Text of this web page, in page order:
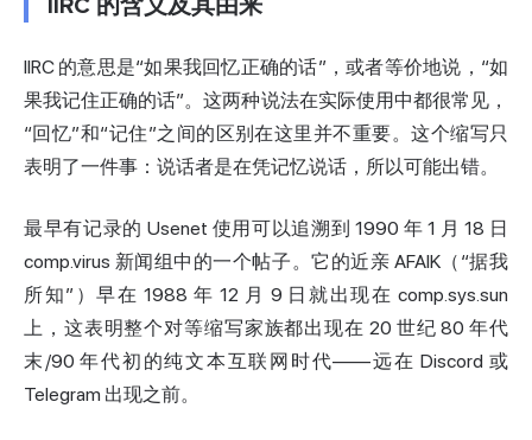
IIRC 的含义及其由来
IIRC 的意思是“如果我回忆正确的话”，或者等价地说，“如
果我记住正确的话”。这两种说法在实际使用中都很常见，
“回忆”和“记住”之间的区别在这里并不重要。这个缩写只
表明了一件事：说话者是在凭记忆说话，所以可能出错。
最早有记录的 Usenet 使用可以追溯到 1990 年 1 月 18 日
comp.virus 新闻组中的一个帖子。它的近亲 AFAIK（“据我
所知”）早在 1988 年 12 月 9 日就出现在 comp.sys.sun
上，这表明整个对等缩写家族都出现在 20 世纪 80 年代
末/90 年代初的纯文本互联网时代——远在 Discord 或
Telegram 出现之前。